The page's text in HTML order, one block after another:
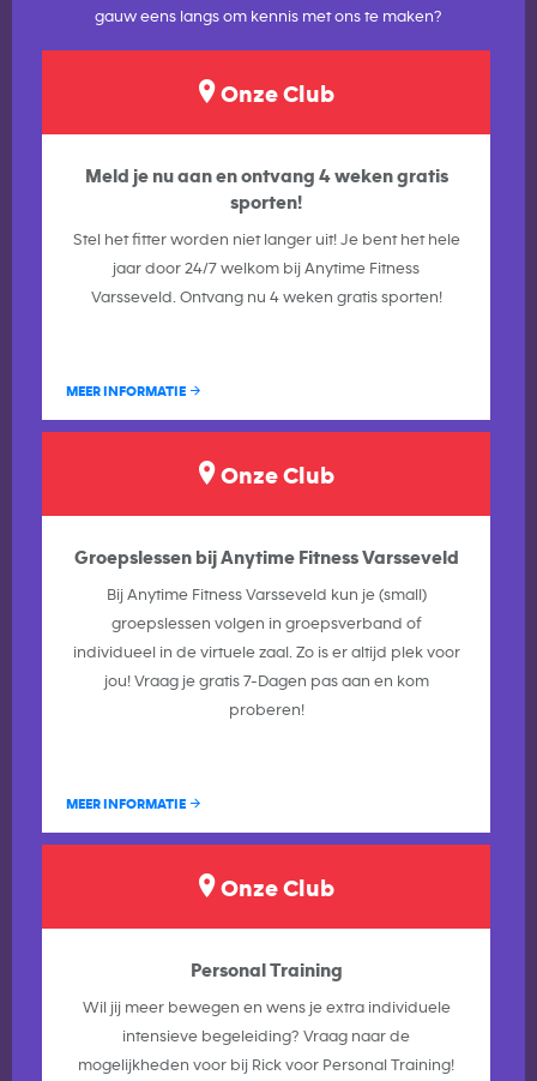
gauw eens langs om kennis met ons te maken?
Onze Club
Meld je nu aan en ontvang 4 weken gratis
sporten!
Stel het fitter worden niet langer uit! Je bent het hele
jaar door 24/7 welkom bij Anytime Fitness
Varsseveld. Ontvang nu 4 weken gratis sporten!
MEER INFORMATIE
Onze Club
Groepslessen bij Anytime Fitness Varsseveld
Bij Anytime Fitness Varsseveld kun je (small)
groepslessen volgen in groepsverband of
individueel in de virtuele zaal. Zo is er altijd plek voor
jou! Vraag je gratis 7-Dagen pas aan en kom
proberen!
MEER INFORMATIE
Onze Club
Personal Training
Wil jij meer bewegen en wens je extra individuele
intensieve begeleiding? Vraag naar de
mogelijkheden voor bij Rick voor Personal Training!